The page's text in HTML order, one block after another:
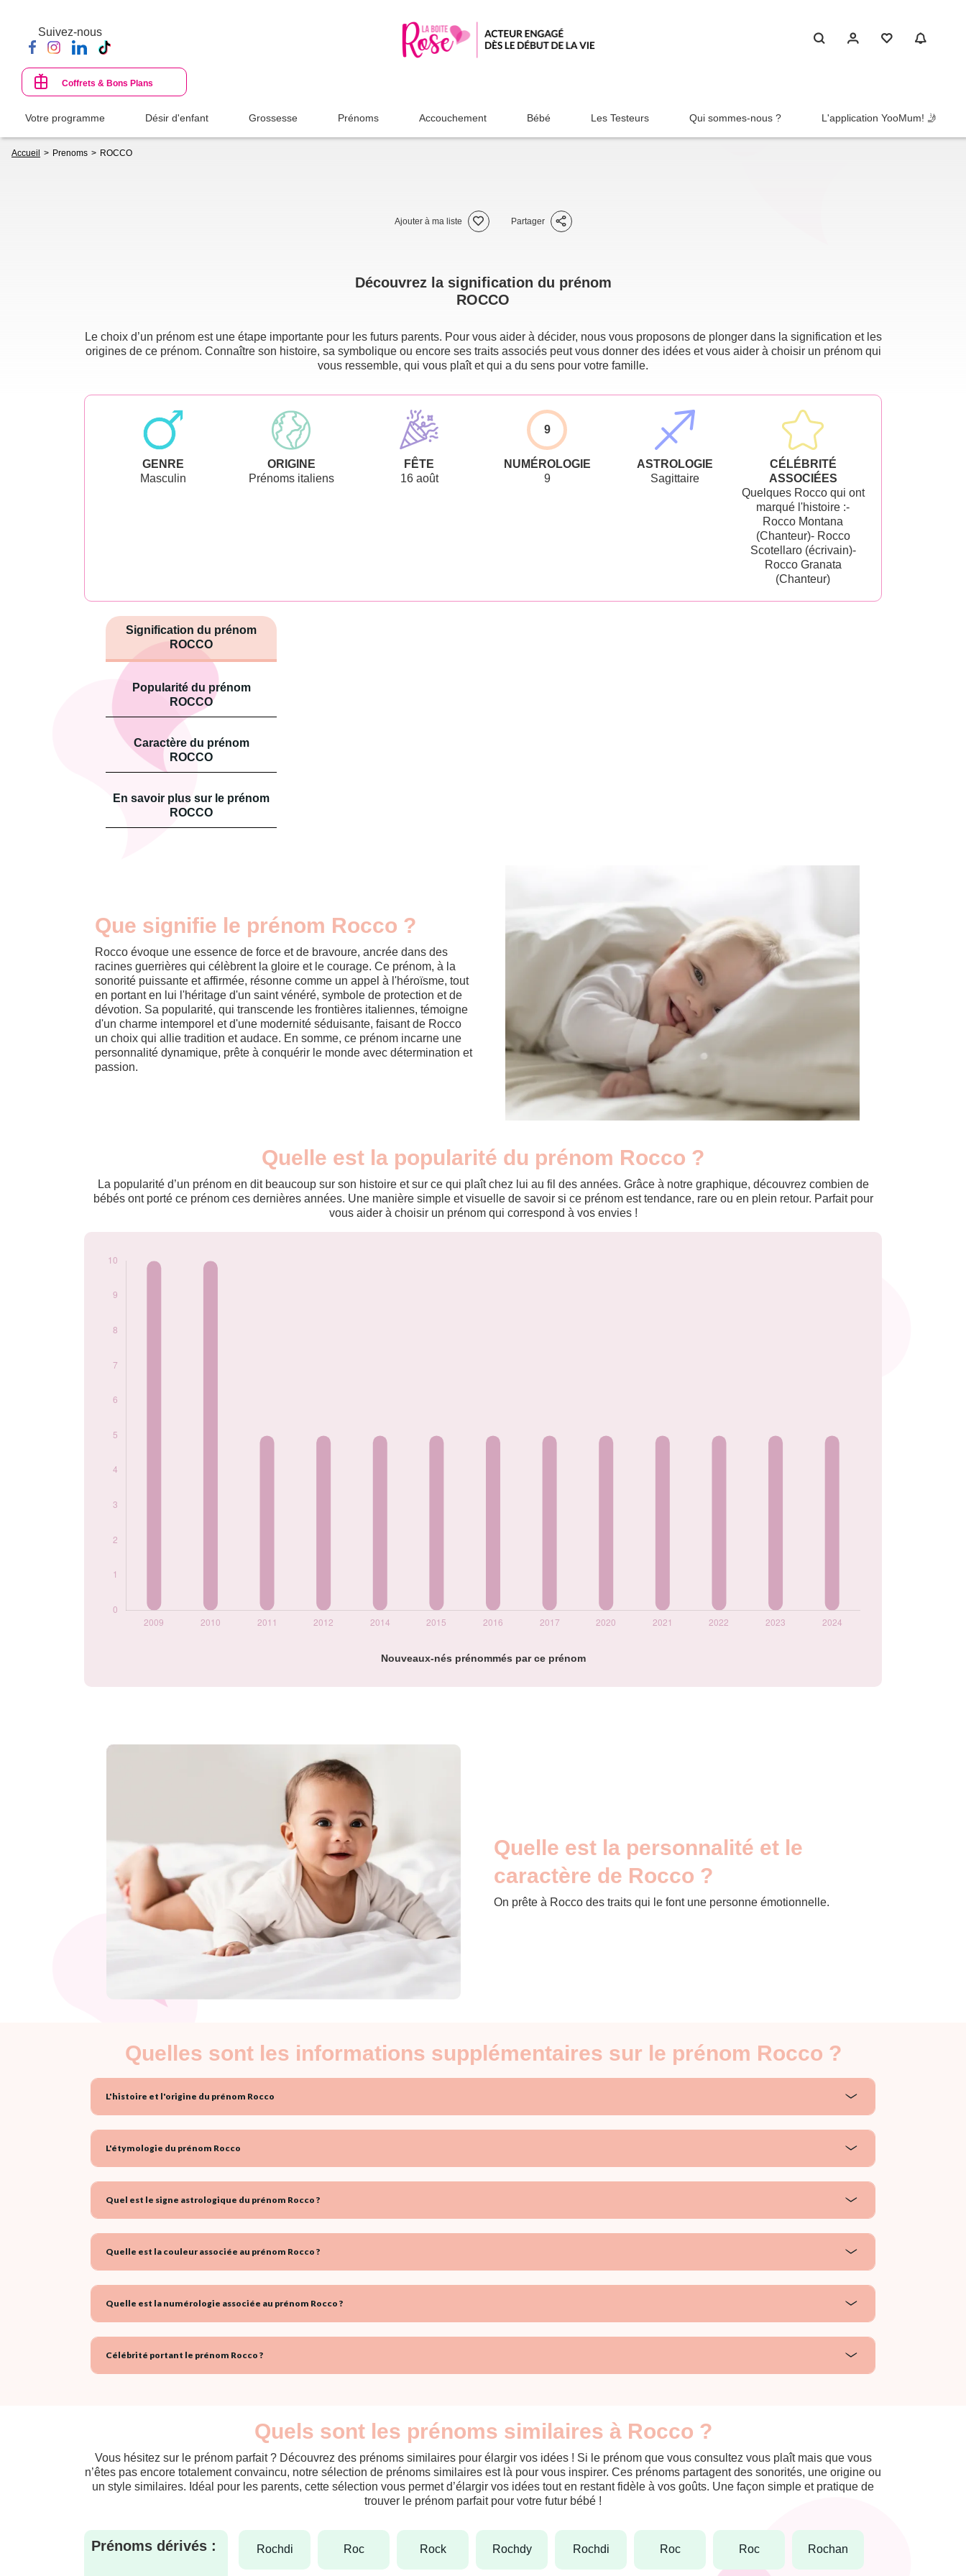
contenu
principal
Suivez-nous
Coffrets & Bons Plans
Votre programme Désir d'enfant Grossesse Prénoms Accouchement Bébé Les Testeurs Qui sommes-nous ? L'application YooMum! 🤳
d'Ariane
Accueil Prenoms ROCCO
Ajouter à ma liste Partager
Découvrez la signification du prénom
ROCCO
Le choix d’un prénom est une étape importante pour les futurs parents. Pour vous aider à décider, nous vous proposons de plonger dans la signification et les
origines de ce prénom. Connaître son histoire, sa symbolique ou encore ses traits associés peut vous donner des idées et vous aider à choisir un prénom qui
vous ressemble, qui vous plaît et qui a du sens pour votre famille.
GENRE
Masculin
ORIGINE
Prénoms italiens
FÊTE
16 août
9
NUMÉROLOGIE
9
ASTROLOGIE
Sagittaire
CÉLÉBRITÉ
ASSOCIÉES
Quelques Rocco qui ont
marqué l'histoire :-
Rocco Montana
(Chanteur)- Rocco
Scotellaro (écrivain)-
Rocco Granata
(Chanteur)
Signification du prénom
ROCCO
Popularité du prénom
ROCCO
Caractère du prénom
ROCCO
En savoir plus sur le prénom
ROCCO
Que signifie le prénom Rocco ?
Rocco évoque une essence de force et de bravoure, ancrée dans des
racines guerrières qui célèbrent la gloire et le courage. Ce prénom, à la
sonorité puissante et affirmée, résonne comme un appel à l'héroïsme, tout
en portant en lui l'héritage d'un saint vénéré, symbole de protection et de
dévotion. Sa popularité, qui transcende les frontières italiennes, témoigne
d'un charme intemporel et d'une modernité séduisante, faisant de Rocco
un choix qui allie tradition et audace. En somme, ce prénom incarne une
personnalité dynamique, prête à conquérir le monde avec détermination et
passion.
Quelle est la popularité du prénom Rocco ?
La popularité d’un prénom en dit beaucoup sur son histoire et sur ce qui plaît chez lui au fil des années. Grâce à notre graphique, découvrez combien de
bébés ont porté ce prénom ces dernières années. Une manière simple et visuelle de savoir si ce prénom est tendance, rare ou en plein retour. Parfait pour
vous aider à choisir un prénom qui correspond à vos envies !
Nouveaux-nés prénommés par ce prénom
Popularité du
2009
10
2010
10
2015
5
Quelle est la personnalité et le
caractère de Rocco ?
On prête à Rocco des traits qui le font une personne émotionnelle.
Quelles sont les informations supplémentaires sur le prénom Rocco ?
L'histoire et l'origine du prénom Rocco
L'étymologie du prénom Rocco
Quel est le signe astrologique du prénom Rocco ?
Quelle est la couleur associée au prénom Rocco ?
Quelle est la numérologie associée au prénom Rocco ?
Célébrité portant le prénom Rocco ?
Quels sont les prénoms similaires à Rocco ?
Vous hésitez sur le prénom parfait ? Découvrez des prénoms similaires pour élargir vos idées ! Si le prénom que vous consultez vous plaît mais que vous
n’êtes pas encore totalement convaincu, notre sélection de prénoms similaires est là pour vous inspirer. Ces prénoms partagent des sonorités, une origine ou
un style similaires. Idéal pour les parents, cette sélection vous permet d’élargir vos idées tout en restant fidèle à vos goûts. Une façon simple et pratique de
trouver le prénom parfait pour votre futur bébé !
Prénoms dérivés : rochdi roc rock rochdy rochdi roc roc rochan